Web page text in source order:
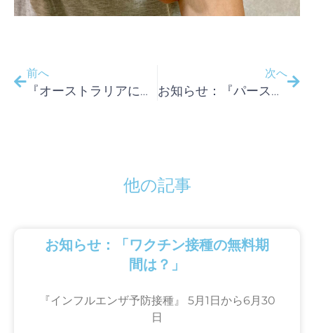
前へ
『オーストラリアにも花粉症はあるんですか？！』
次へ
お知らせ：『パースは日本と違って乾燥してて気持ちいけど・・・』
他の記事
お知らせ：「ワクチン接種の無料期
間は？」
『インフルエンザ予防接種』 5月1日から6月30
日